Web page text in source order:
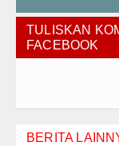
TULISKAN
FACEBOOK
BERITA